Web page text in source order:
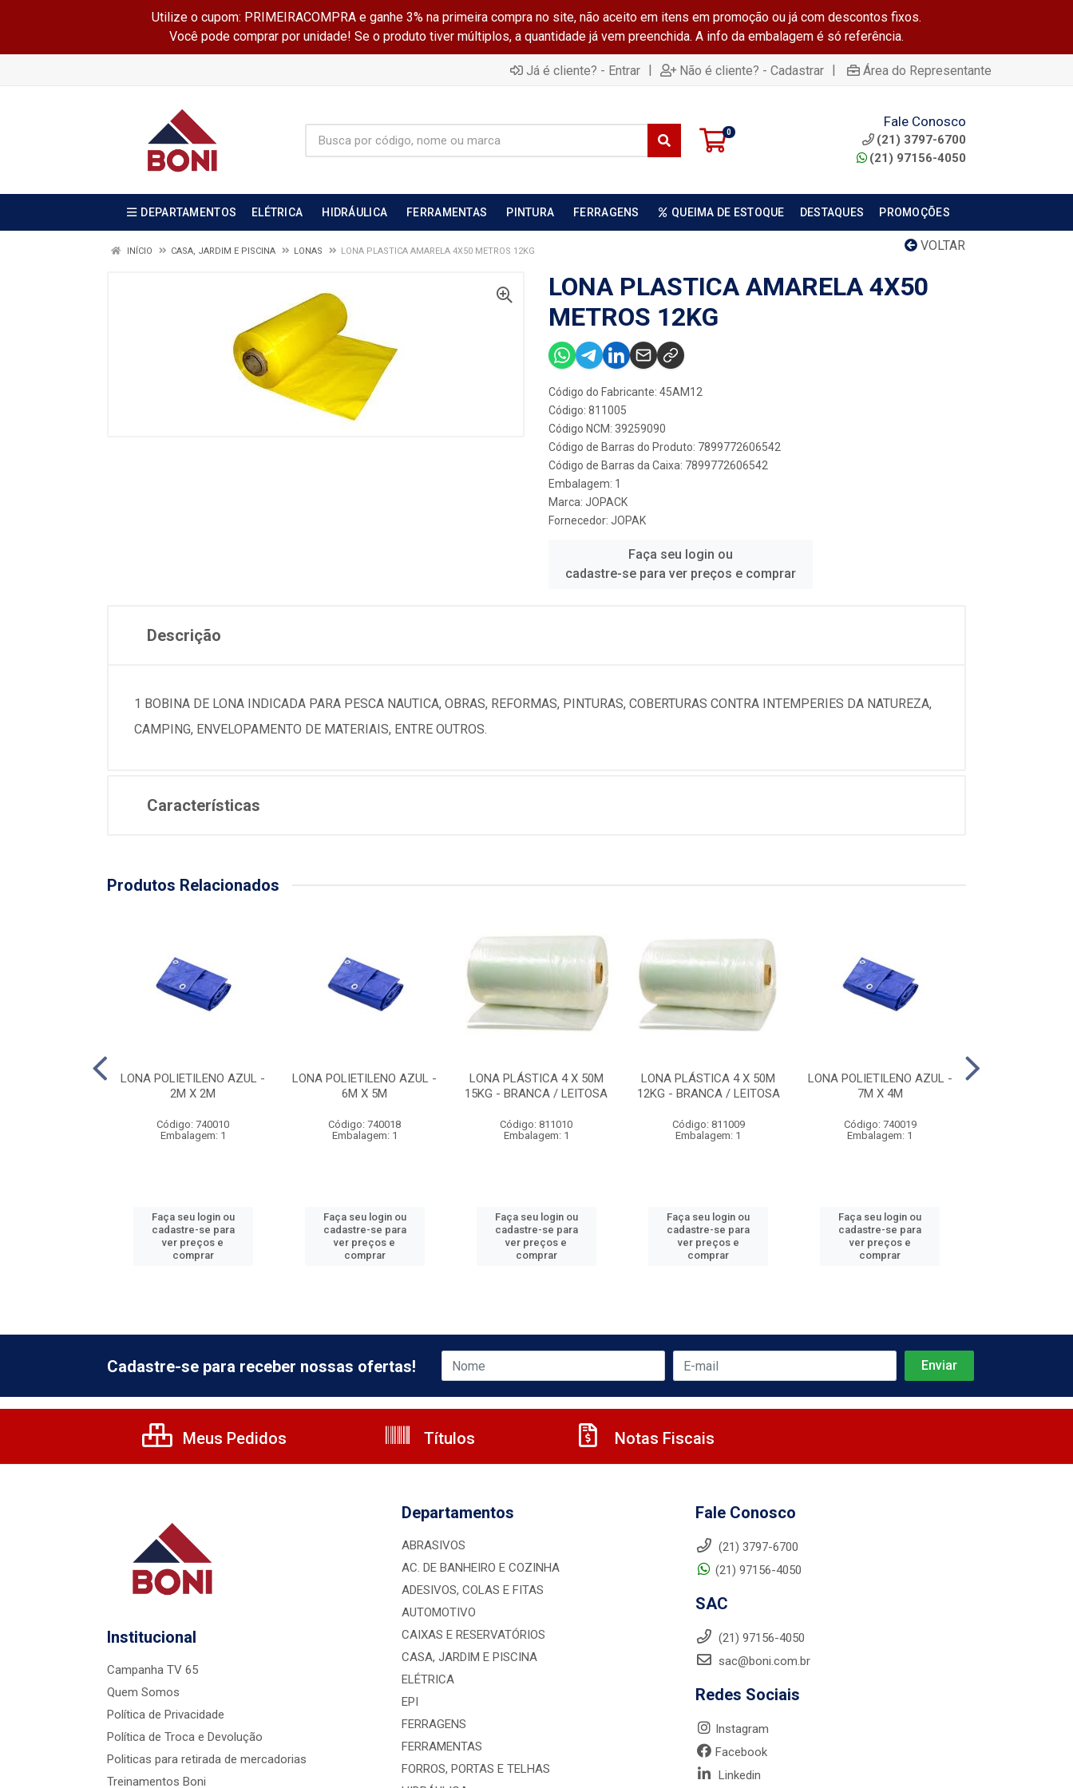
Utilize o cupom: PRIMEIRACOMPRA e ganhe 3% na primeira compra no site, não aceito em itens em promoção ou já com descontos fixos.
Você pode comprar por unidade! Se o produto tiver múltiplos, a quantidade já vem preenchida. A info da embalagem é só referência.
Já é cliente? - Entrar | Não é cliente? - Cadastrar | Área do Representante
0
Fale Conosco
(21) 3797-6700
(21) 97156-4050
DEPARTAMENTOS ELÉTRICA HIDRÁULICA FERRAMENTAS PINTURA FERRAGENS QUEIMA DE ESTOQUE DESTAQUES PROMOÇÕES
VOLTAR
INÍCIO CASA, JARDIM E PISCINA LONAS LONA PLASTICA AMARELA 4X50 METROS 12KG
LONA PLASTICA AMARELA 4X50
METROS 12KG
Código do Fabricante: 45AM12
Código: 811005
Código NCM: 39259090
Código de Barras do Produto: 7899772606542
Código de Barras da Caixa: 7899772606542
Embalagem: 1
Marca: JOPACK
Fornecedor: JOPAK
Faça seu login ou
cadastre-se para ver preços e comprar
Descrição
1 BOBINA DE LONA INDICADA PARA PESCA NAUTICA, OBRAS, REFORMAS, PINTURAS, COBERTURAS CONTRA INTEMPERIES DA NATUREZA,
CAMPING, ENVELOPAMENTO DE MATERIAIS, ENTRE OUTROS.
Características
Produtos Relacionados
LONA POLIETILENO AZUL -
2M X 2M
Código: 740010
Embalagem: 1
Faça seu login ou
cadastre-se para
ver preços e
comprar
LONA POLIETILENO AZUL -
6M X 5M
Código: 740018
Embalagem: 1
Faça seu login ou
cadastre-se para
ver preços e
comprar
LONA PLÁSTICA 4 X 50M
15KG - BRANCA / LEITOSA
Código: 811010
Embalagem: 1
Faça seu login ou
cadastre-se para
ver preços e
comprar
LONA PLÁSTICA 4 X 50M
12KG - BRANCA / LEITOSA
Código: 811009
Embalagem: 1
Faça seu login ou
cadastre-se para
ver preços e
comprar
LONA POLIETILENO AZUL -
7M X 4M
Código: 740019
Embalagem: 1
Faça seu login ou
cadastre-se para
ver preços e
comprar
Cadastre-se para receber nossas ofertas!
Meus Pedidos Títulos Notas Fiscais
Institucional
Campanha TV 65
Quem Somos
Política de Privacidade
Política de Troca e Devolução
Politicas para retirada de mercadorias
Treinamentos Boni
Departamentos
ABRASIVOS
AC. DE BANHEIRO E COZINHA
ADESIVOS, COLAS E FITAS
AUTOMOTIVO
CAIXAS E RESERVATÓRIOS
CASA, JARDIM E PISCINA
ELÉTRICA
EPI
FERRAGENS
FERRAMENTAS
FORROS, PORTAS E TELHAS
Fale Conosco
(21) 3797-6700
(21) 97156-4050
SAC
(21) 97156-4050
sac@boni.com.br
Redes Sociais
Instagram
Facebook
Linkedin